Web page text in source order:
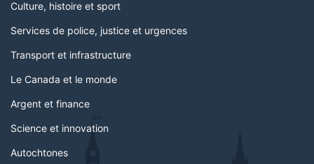
Culture, histoire et sport
Services de police, justice et urgences
Transport et infrastructure
Le Canada et le monde
Argent et finance
Science et innovation
Autochtones